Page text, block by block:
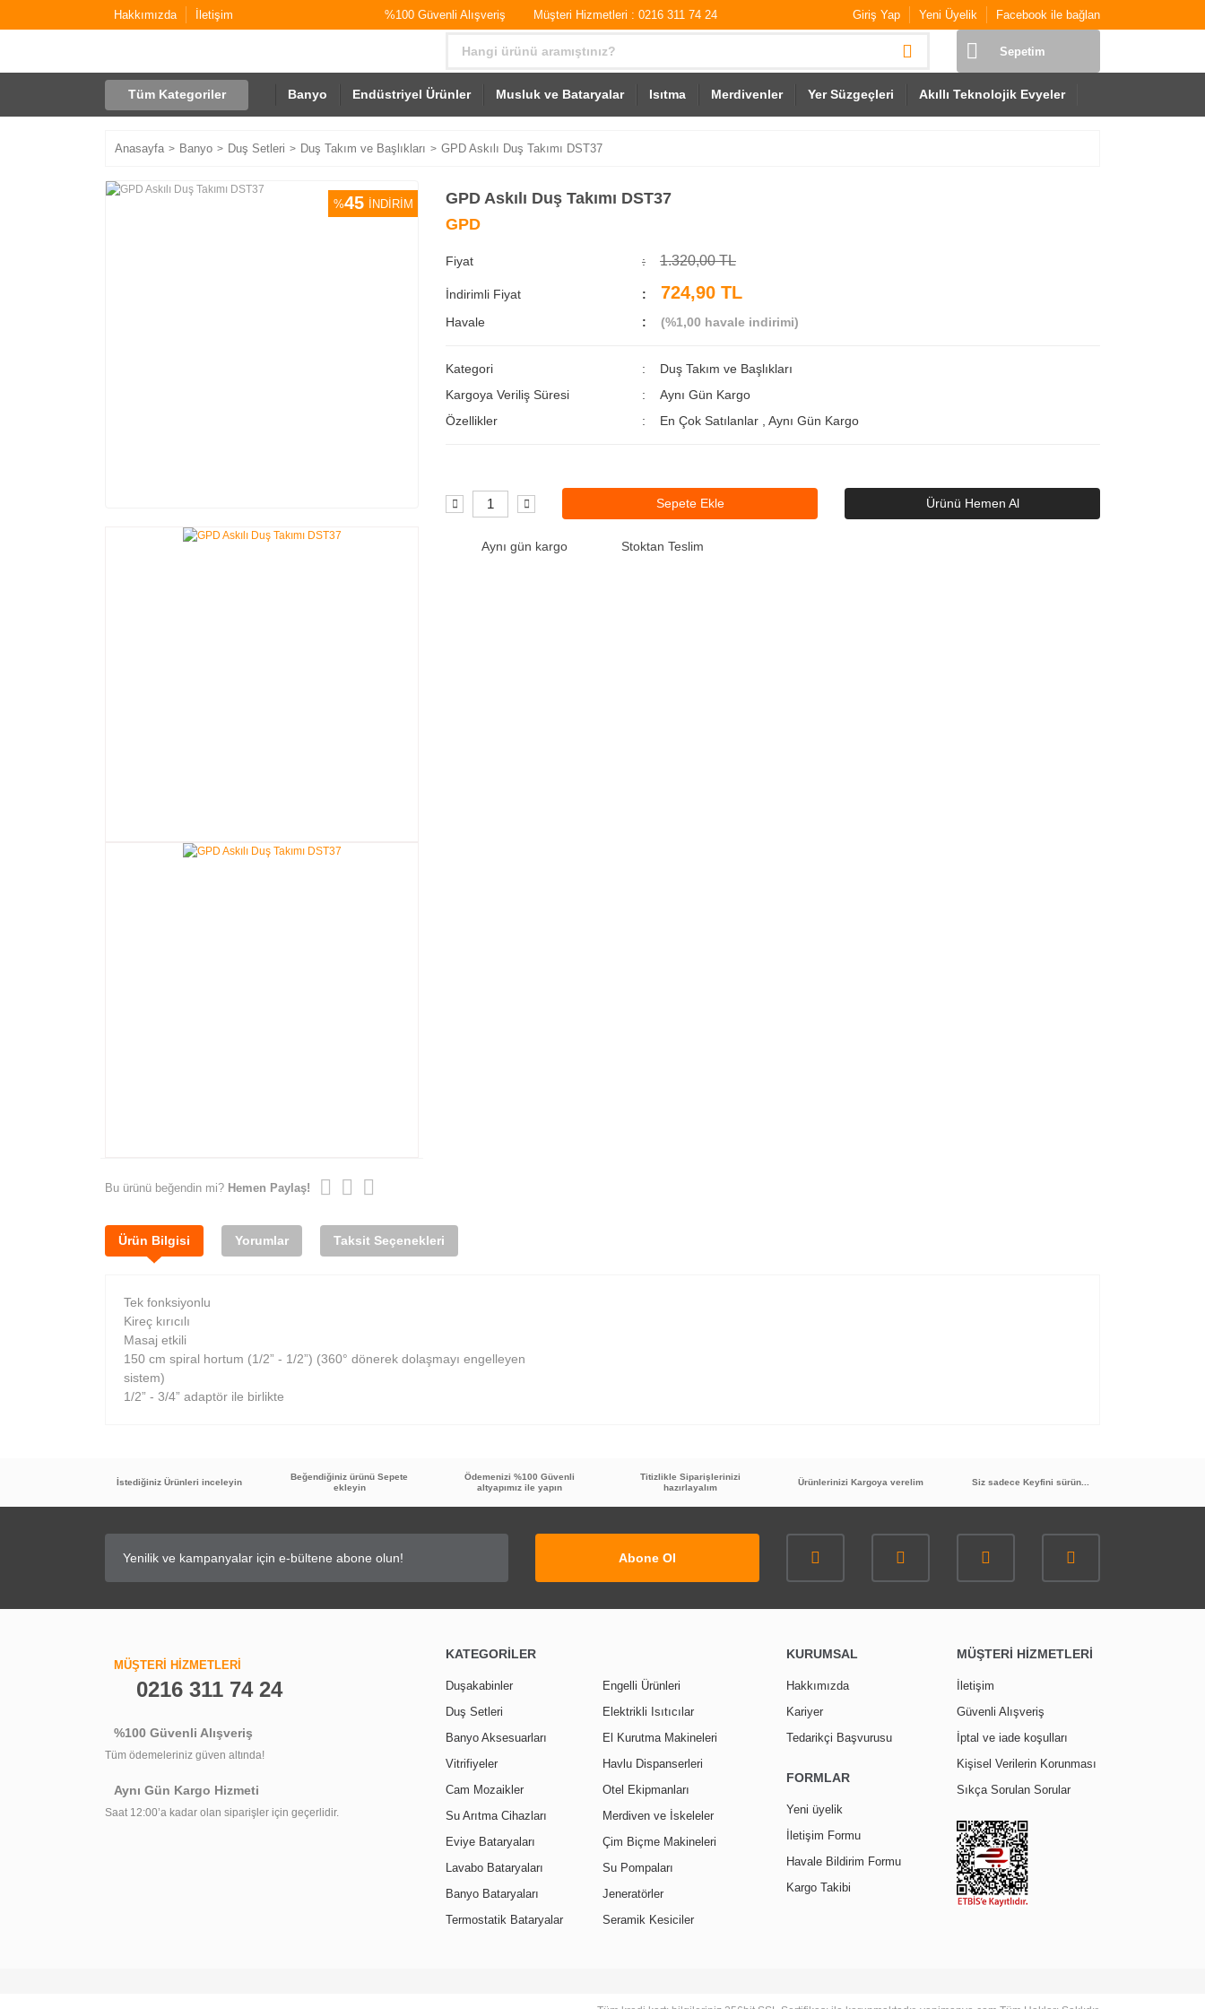
Hakkımızda İletişim %100 Güvenli Alışveriş Müşteri Hizmetleri : 0216 311 74 24 Giriş Yap Yeni Üyelik Facebook ile bağlan
Sepetim
Tüm Kategoriler Banyo Endüstriyel Ürünler Musluk ve Bataryalar Isıtma Merdivenler Yer Süzgeçleri Akıllı Teknolojik Evyeler
Anasayfa Banyo Duş Setleri Duş Takım ve Başlıkları GPD Askılı Duş Takımı DST37
%45 İNDİRİM
Bu ürünü beğendin mi? Hemen Paylaş!
GPD Askılı Duş Takımı DST37
GPD
Fiyat 1.320,00 TL
İndirimli Fiyat 724,90 TL
Havale (%1,00 havale indirimi)
Kategori
Duş Takım ve Başlıkları
Kargoya Veriliş Süresi
Aynı Gün Kargo
Özellikler
En Çok Satılanlar Aynı Gün Kargo
Sepete Ekle Ürünü Hemen Al
Aynı gün kargo Stoktan Teslim
Ürün Bilgisi Yorumlar Taksit Seçenekleri
Tek fonksiyonlu
Kireç kırıcılı
Masaj etkili
150 cm spiral hortum (1/2” - 1/2”) (360° dönerek dolaşmayı engelleyen
sistem)
1/2” - 3/4” adaptör ile birlikte
Bu ürüne ilk yorumu siz yapın!
Yorum Yaz
İstediğiniz Ürünleri inceleyin
Beğendiğiniz ürünü Sepete
ekleyin
Ödemenizi %100 Güvenli
altyapımız ile yapın
Titizlikle Siparişlerinizi
hazırlayalım
Ürünlerinizi Kargoya verelim Siz sadece Keyfini sürün...
Abone Ol
MÜŞTERİ HİZMETLERİ
0216 311 74 24
%100 Güvenli Alışveriş
Tüm ödemeleriniz güven altında!
Aynı Gün Kargo Hizmeti
Saat 12:00’a kadar olan siparişler için geçerlidir.
KATEGORİLER
Duşakabinler
Duş Setleri
Banyo Aksesuarları
Vitrifiyeler
Cam Mozaikler
Su Arıtma Cihazları
Eviye Bataryaları
Lavabo Bataryaları
Banyo Bataryaları
Termostatik Bataryalar
Engelli Ürünleri
Elektrikli Isıtıcılar
El Kurutma Makineleri
Havlu Dispanserleri
Otel Ekipmanları
Merdiven ve İskeleler
Çim Biçme Makineleri
Su Pompaları
Jeneratörler
Seramik Kesiciler
KURUMSAL
Hakkımızda
Kariyer
Tedarikçi Başvurusu
FORMLAR
Yeni üyelik
İletişim Formu
Havale Bildirim Formu
Kargo Takibi
MÜŞTERİ HİZMETLERİ
İletişim
Güvenli Alışveriş
İptal ve iade koşulları
Kişisel Verilerin Korunması
Sıkça Sorulan Sorular